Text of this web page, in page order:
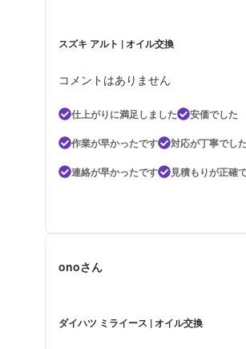
スズキ アルト | オイル交換
コメントはありません
仕上がりに満足しました
安価でした
作業が早かったです
対応が丁寧でした
連絡が早かったです
見積もりが正確
onoさん
ダイハツ ミライース | オイル交換